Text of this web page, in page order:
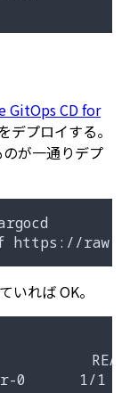
GitOps CD for
デプロイする。
が一通りデプ
いれば OK。
READY
0      1/1